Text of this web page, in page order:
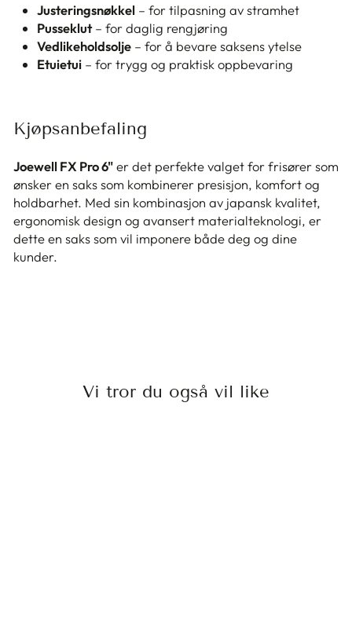
Justeringsnøkkel – for tilpasning av stramhet
Pusseklut– for daglig rengjøring
Vedlikeholdsolje – for å bevare saksens ytelse
Etuietui – for trygg og praktisk oppbevaring
Kjøpsanbefaling
Joewell FX Pro 6"er det perfekte valget for frisører som
ønsker en saks som kombinerer presisjon, komfort og
holdbarhet. Med sin kombinasjon av japansk kvalitet,
ergonomisk design og avansert materialteknologi, er
dette en saks som vil imponere både deg og dine
kunder.
Vi tror du også vil like